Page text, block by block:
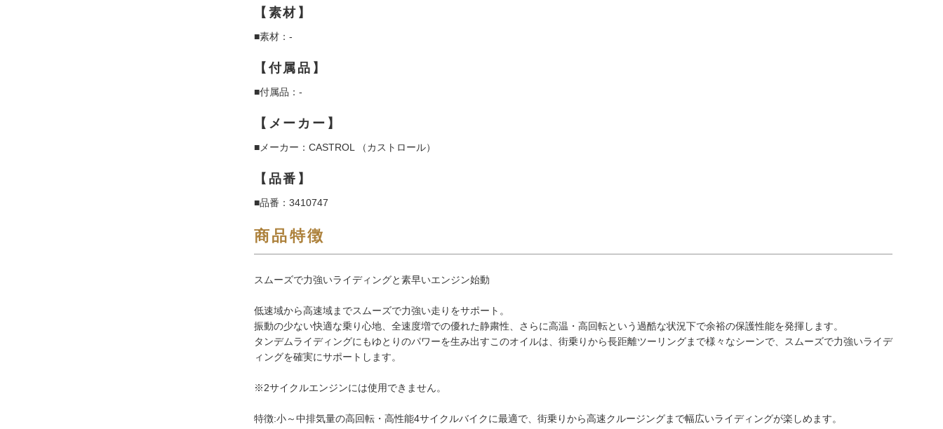
【素材】
■素材：-
【付属品】
■付属品：-
【メーカー】
■メーカー：CASTROL （カストロール）
【品番】
■品番：3410747
商品特徴
スムーズで力強いライディングと素早いエンジン始動
低速域から高速域までスムーズで力強い走りをサポート。
振動の少ない快適な乗り心地、全速度増での優れた静粛性、さらに高温・高回転という過酷な状況下で余裕の保護性能を発揮します。
タンデムライディングにもゆとりのパワーを生み出すこのオイルは、街乗りから長距離ツーリングまで様々なシーンで、スムーズで力強いライデ
ィングを確実にサポートします。
※2サイクルエンジンには使用できません。
特徴:小～中排気量の高回転・高性能4サイクルバイクに最適で、街乗りから高速クルージングまで幅広いライディングが楽しめます。